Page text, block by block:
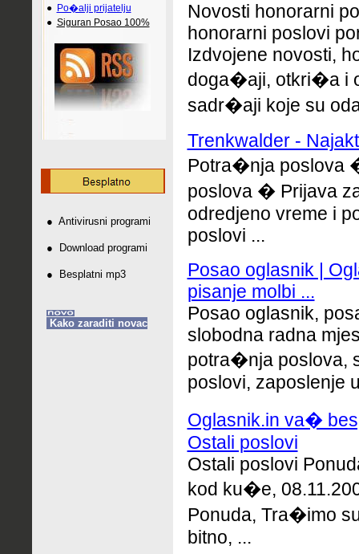
● Po�alji prijatelju
● Siguran Posao 100%
● Antivirusni programi
● Download programi
● Besplatni mp3
Kako zaraditi novac
Novosti honorarni
honorarni poslovi
Izdvojene novosti,
doga�aji, otkri�a i
sadr�aji koje su
Trenkwalder -
Potra�nja poslova
poslova � Prijava
odredjeno vreme i
poslovi ...
Posao oglasnik |
pisanje molbi ...
Posao oglasnik,
slobodna radna
potra�nja poslova,
poslovi, zaposlenje
Oglasnik.in va�
Ostali poslovi
Ostali poslovi
kod ku�e,
Ponuda, Tra�imo
bitno, ...